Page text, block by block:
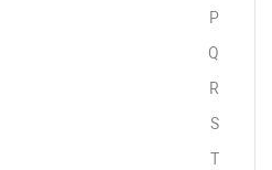
P
Q
R
S
T